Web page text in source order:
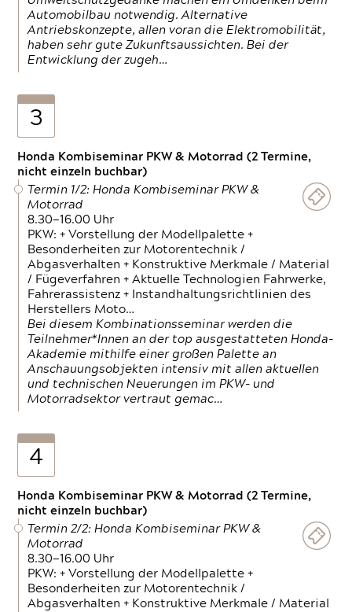
Automobilbau notwendig. Alternative
Antriebskonzepte, allen voran die Elektromobilität,
haben sehr gute Zukunftsaussichten. Bei der
Entwicklung der zugeh…
3
Honda Kombiseminar PKW & Motorrad (2 Termine,
nicht einzeln buchbar)
Termin 1/2: Honda Kombiseminar PKW &
Motorrad
8.30—16.00 Uhr
PKW: + Vorstellung der Modellpalette +
Besonderheiten zur Motorentechnik /
Abgasverhalten + Konstruktive Merkmale / Material
/ Fügeverfahren + Aktuelle Technologien Fahrwerke,
Fahrerassistenz + Instandhaltungsrichtlinien des
Herstellers Moto…
Bei diesem Kombinationsseminar werden die
Teilnehmer*Innen an der top ausgestatteten Honda-
Akademie mithilfe einer großen Palette an
Anschauungsobjekten intensiv mit allen aktuellen
und technischen Neuerungen im PKW- und
Motorradsektor vertraut gemac…
4
Honda Kombiseminar PKW & Motorrad (2 Termine,
nicht einzeln buchbar)
Termin 2/2: Honda Kombiseminar PKW &
Motorrad
8.30—16.00 Uhr
PKW: + Vorstellung der Modellpalette +
Besonderheiten zur Motorentechnik /
Abgasverhalten + Konstruktive Merkmale / Material